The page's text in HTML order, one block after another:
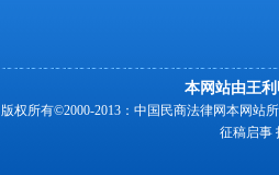
本网站由王
版权所有©2000-2013：中国民商法律网本网站
征稿启事